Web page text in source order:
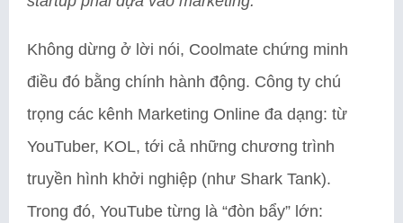
Không dừng ở lời nói, Coolmate chứng minh
điều đó bằng chính hành động. Công ty chú
trọng các kênh Marketing Online đa dạng: từ
YouTuber, KOL, tới cả những chương trình
truyền hình khởi nghiệp (như Shark Tank).
Trong đó, YouTube từng là “đòn bẩy” lớn: